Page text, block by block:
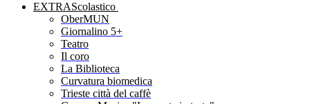
EXTRAScolastico
OberMUN
Giornalino 5+
Teatro
Il coro
La Biblioteca
Curvatura biomedica
Trieste città del caffè